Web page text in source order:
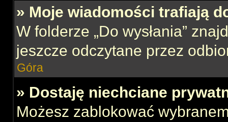
» Moje wiadomości trafiają
W folderze „Do wysłania”
jeszcze odczytane przez
Góra
» Dostaję niechciane
Możesz zablokować